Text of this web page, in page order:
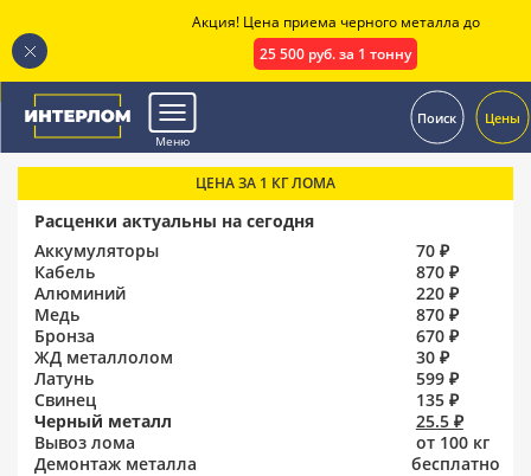
Меню
Поиск Цены
ЦЕНА ЗА 1 КГ ЛОМА
Расценки актуальны на сегодня
Аккумуляторы
70 ₽
Кабель
870 ₽
Алюминий
220 ₽
Медь
870 ₽
Бронза
670 ₽
ЖД металлолом
30 ₽
Латунь
599 ₽
Свинец
135 ₽
Черный металл
25.5 ₽
Вывоз лома
от 100 кг
Демонтаж металла
бесплатно
Акция! Цена приема черного металла до
25 500 руб. за 1 тонну
.